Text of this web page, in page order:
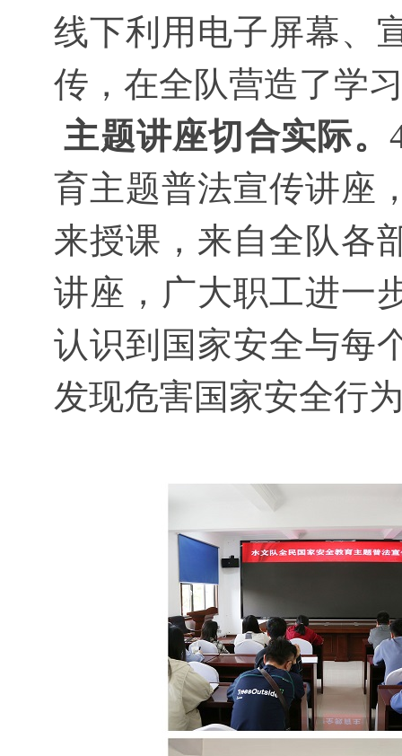
线下利用电子屏幕、
传，在全队营造了学
主题讲座切合实际。
育主题普法宣传讲座
来授课，来自全队各
讲座，广大职工进一
认识到国家安全与每
发现危害国家安全行